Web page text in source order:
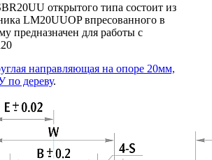
открытого типа состоит из
LM20UUOP впресованного в
предназначен для работы с
направляющая на опоре 20мм,
по дереву.